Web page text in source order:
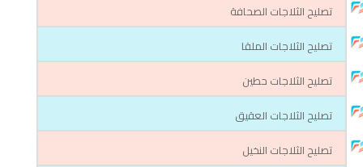
تصليح الثلاجات الصحافة
تصليح الثلاجات الملقا
تصليح الثلاجات حطين
تصليح الثلاجات العقيق
تصليح الثلاجات النخيل